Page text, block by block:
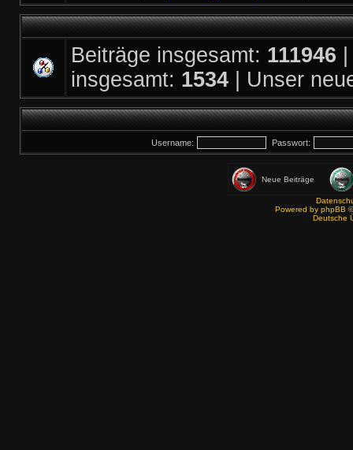
Beiträge insgesamt: 111946
insgesamt: 1534 | Unser
Username: Passwort:
Neue Beiträge
Powered by phpBB
Deutsche